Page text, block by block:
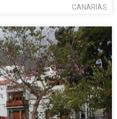
CANARIAS